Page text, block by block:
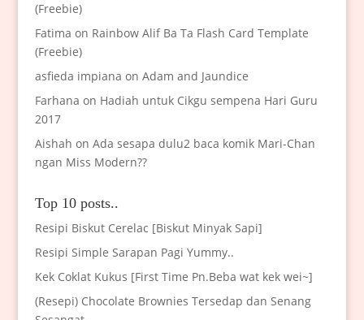
(Freebie)
Fatima on Rainbow Alif Ba Ta Flash Card Template
(Freebie)
asfieda impiana on Adam and Jaundice
Farhana on Hadiah untuk Cikgu sempena Hari Guru
2017
Aishah on Ada sesapa dulu2 baca komik Mari-Chan
ngan Miss Modern??
Top 10 posts..
Resipi Biskut Cerelac [Biskut Minyak Sapi]
Resipi Simple Sarapan Pagi Yummy..
Kek Coklat Kukus [First Time Pn.Beba wat kek wei~]
(Resepi) Chocolate Brownies Tersedap dan Senang